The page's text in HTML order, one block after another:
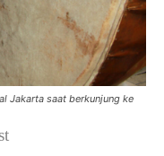
Jakarta saat berkunjung ke